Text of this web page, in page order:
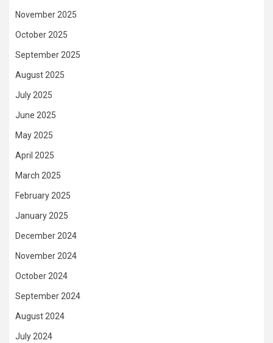
November 2025
October 2025
September 2025
August 2025
July 2025
June 2025
May 2025
April 2025
March 2025
February 2025
January 2025
December 2024
November 2024
October 2024
September 2024
August 2024
July 2024